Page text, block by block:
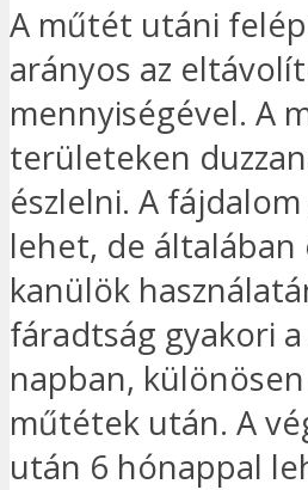
A műtét utáni
arányos az
mennyiségével. A
területeken
észlelni. A
lehet, de általában
kanülök
fáradtság gyakori
napban,
műtétek után. A
után 6 hónappal